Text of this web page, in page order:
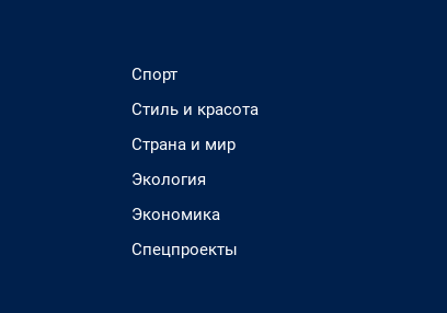
Спорт
Стиль и красота
Страна и мир
Экология
Экономика
Спецпроекты